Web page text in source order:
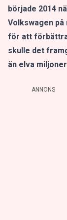
började 2014
Volkswagen
för att
skulle det
än elva
ANNONS